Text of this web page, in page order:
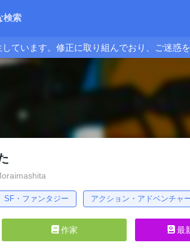
検索
ています。修正に取り組んでおり、ご迷惑
SF・ファンタジー アクション・アドベンチャ
作家 最